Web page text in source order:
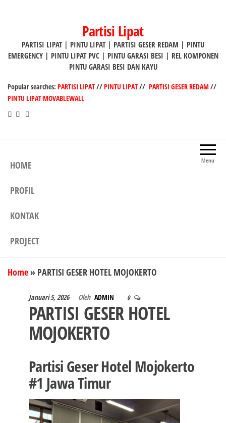
Partisi Lipat
PARTISI LIPAT | PINTU LIPAT | PARTISI GESER REDAM | PINTU
EMERGENCY | PINTU LIPAT PVC | PINTU GARASI BESI | REL KOMPONEN
PINTU GARASI BESI DAN KAYU
Popular searches: PARTISI LIPAT//PINTU LIPAT// PARTISI GESER REDAM//
PINTU LIPAT MOVABLEWALL
Menu
HOME
PROFIL
KONTAK
PROJECT
Home » PARTISI GESER HOTEL MOJOKERTO
Januari 5, 2026 Oleh ADMIN 0
PARTISI GESER HOTEL
MOJOKERTO
Partisi Geser Hotel Mojokerto
#1 Jawa Timur